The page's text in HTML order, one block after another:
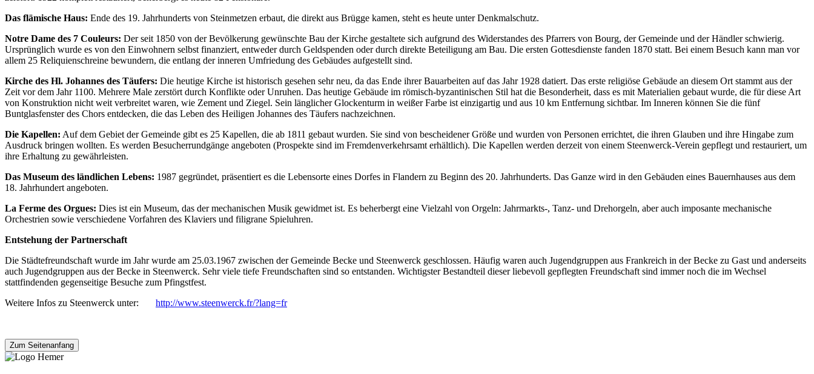
Das flämische Haus: Ende des 19. Jahrhunderts von Steinmetzen erbaut, die direkt aus Brügge kamen, steht es heute unter Denkmalschutz.
Notre Dame des 7 Couleurs: Der seit 1850 von der Bevölkerung gewünschte Bau der Kirche gestaltete sich aufgrund des Widerstandes des Pfarrers von Bourg, der Gemeinde und der Händler schwierig.
Ursprünglich wurde es von den Einwohnern selbst finanziert, entweder durch Geldspenden oder durch direkte Beteiligung am Bau. Die ersten Gottesdienste fanden 1870 statt. Bei einem Besuch kann man vor
allem 25 Reliquienschreine bewundern, die entlang der inneren Umfriedung des Gebäudes aufgestellt sind.
Kirche des Hl. Johannes des Täufers: Die heutige Kirche ist historisch gesehen sehr neu, da das Ende ihrer Bauarbeiten auf das Jahr 1928 datiert. Das erste religiöse Gebäude an diesem Ort stammt aus der
Zeit vor dem Jahr 1100. Mehrere Male zerstört durch Konflikte oder Unruhen. Das heutige Gebäude im römisch-byzantinischen Stil hat die Besonderheit, dass es mit Materialien gebaut wurde, die für diese Art
von Konstruktion nicht weit verbreitet waren, wie Zement und Ziegel. Sein länglicher Glockenturm in weißer Farbe ist einzigartig und aus 10 km Entfernung sichtbar. Im Inneren können Sie die fünf
Buntglasfenster des Chors entdecken, die das Leben des Heiligen Johannes des Täufers nachzeichnen.
Die Kapellen: Auf dem Gebiet der Gemeinde gibt es 25 Kapellen, die ab 1811 gebaut wurden. Sie sind von bescheidener Größe und wurden von Personen errichtet, die ihren Glauben und ihre Hingabe zum
Ausdruck bringen wollten. Es werden Besucherrundgänge angeboten (Prospekte sind im Fremdenverkehrsamt erhältlich). Die Kapellen werden derzeit von einem Steenwerck-Verein gepflegt und restauriert, um
ihre Erhaltung zu gewährleisten.
Das Museum des ländlichen Lebens: 1987 gegründet, präsentiert es die Lebensorte eines Dorfes in Flandern zu Beginn des 20. Jahrhunderts. Das Ganze wird in den Gebäuden eines Bauernhauses aus dem
18. Jahrhundert angeboten.
La Ferme des Orgues: Dies ist ein Museum, das der mechanischen Musik gewidmet ist. Es beherbergt eine Vielzahl von Orgeln: Jahrmarkts-, Tanz- und Drehorgeln, aber auch imposante mechanische
Orchestrien sowie verschiedene Vorfahren des Klaviers und filigrane Spieluhren.
Entstehung der Partnerschaft
Die Städtefreundschaft wurde im Jahr wurde am 25.03.1967 zwischen der Gemeinde Becke und Steenwerck geschlossen. Häufig waren auch Jugendgruppen aus Frankreich in der Becke zu Gast und anderseits
auch Jugendgruppen aus der Becke in Steenwerck. Sehr viele tiefe Freundschaften sind so entstanden. Wichtigster Bestandteil dieser liebevoll gepflegten Freundschaft sind immer noch die im Wechsel
stattfindenden gegenseitige Besuche zum Pfingstfest.
Weitere Infos zu Steenwerck unter: http://www.steenwerck.fr/?lang=fr
Zum Seitenanfang